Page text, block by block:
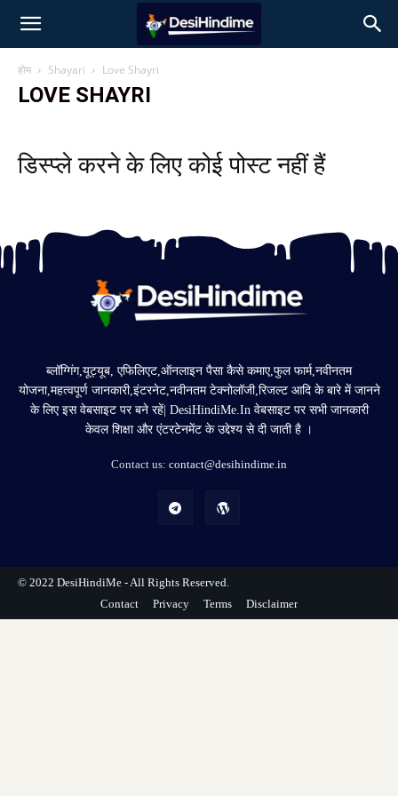
होम Shayari Love Shayri
LOVE SHAYRI
डिस्प्ले करने के लिए कोई पोस्ट नहीं हैं
ब्लॉग्गिंग,यूट्यूब, एफिलिएट,ऑनलाइन पैसा कैसे कमाए,फुल फार्म,नवीनतम
योजना,महत्वपूर्ण जानकारी,इंटरनेट,नवीनतम टेक्नोलॉजी,रिजल्ट आदि के बारे में जानने
के लिए इस वेबसाइट पर बने रहें| DesiHindiMe.In वेबसाइट पर सभी जानकारी
केवल शिक्षा और एंटरटेनमेंट के उद्देश्य से दी जाती है ।
Contact us: contact@desihindime.in
© 2022 DesiHindiMe - All Rights Reserved.
Contact
Privacy Terms Disclaimer